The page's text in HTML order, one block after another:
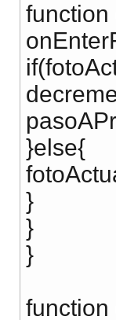
function
}else{
}
}
}
function